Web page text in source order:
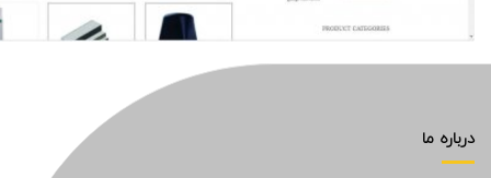
درباره ما